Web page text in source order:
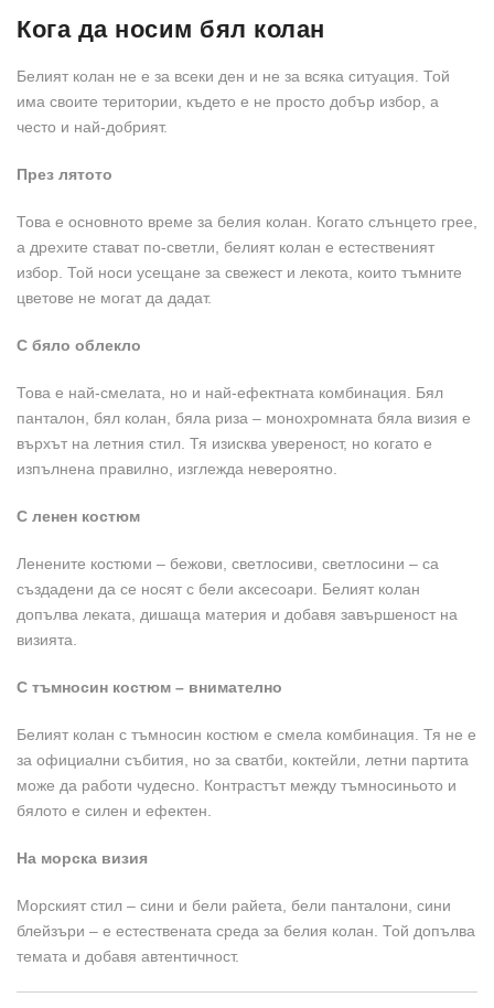
Кога да носим бял колан
Белият колан не е за всеки ден и не за всяка ситуация. Той
има своите територии, където е не просто добър избор, а
често и най-добрият.
През лятото
Това е основното време за белия колан. Когато слънцето грее,
а дрехите стават по-светли, белият колан е естественият
избор. Той носи усещане за свежест и лекота, които тъмните
цветове не могат да дадат.
С бяло облекло
Това е най-смелата, но и най-ефектната комбинация. Бял
панталон, бял колан, бяла риза – монохромната бяла визия е
върхът на летния стил. Тя изисква увереност, но когато е
изпълнена правилно, изглежда невероятно.
С ленен костюм
Ленените костюми – бежови, светлосиви, светлосини – са
създадени да се носят с бели аксесоари. Белият колан
допълва леката, дишаща материя и добавя завършеност на
визията.
С тъмносин костюм – внимателно
Белият колан с тъмносин костюм е смела комбинация. Тя не е
за официални събития, но за сватби, коктейли, летни партита
може да работи чудесно. Контрастът между тъмносиньото и
бялото е силен и ефектен.
На морска визия
Морският стил – сини и бели райета, бели панталони, сини
блейзъри – е естествената среда за белия колан. Той допълва
темата и добавя автентичност.